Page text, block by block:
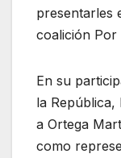
presentarles
coalición Por
En su
la República,
a Ortega
como